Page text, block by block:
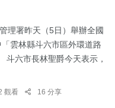
理署昨天（5日）舉辦全國
雲林縣斗六市區外環道路
六市長林聖爵今天表示，
觀看 16 分享